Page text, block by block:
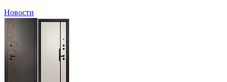
Новости